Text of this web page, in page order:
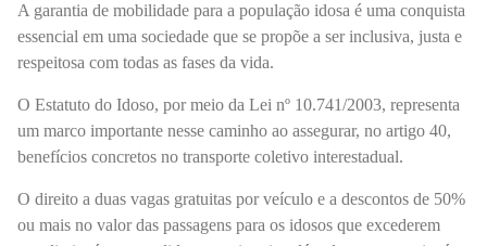
A garantia de mobilidade para a população idosa é uma conquista
essencial em uma sociedade que se propõe a ser inclusiva, justa e
respeitosa com todas as fases da vida.
O Estatuto do Idoso, por meio da Lei nº 10.741/2003, representa
um marco importante nesse caminho ao assegurar, no artigo 40,
benefícios concretos no transporte coletivo interestadual.
O direito a duas vagas gratuitas por veículo e a descontos de 50%
ou mais no valor das passagens para os idosos que excederem